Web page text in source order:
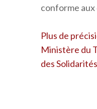
conforme aux
Plus de
Ministère du
des